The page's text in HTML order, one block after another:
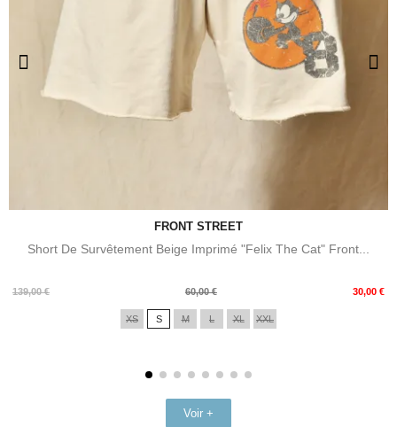
FRONT STREET
Short De Survêtement Beige Imprimé "Felix The Cat" Front...
139,00 €
Prix
60,00 € 30,00 €
Prix
XS S M L XL XXL
Voir +